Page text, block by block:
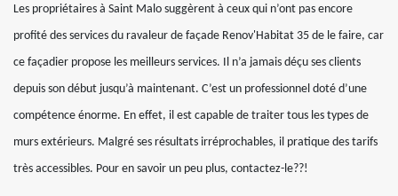
Les propriétaires à Saint Malo suggèrent à ceux qui n’ont pas encore
profité des services du ravaleur de façade Renov'Habitat 35 de le faire, car
ce façadier propose les meilleurs services. Il n’a jamais déçu ses clients
depuis son début jusqu’à maintenant. C’est un professionnel doté d’une
compétence énorme. En effet, il est capable de traiter tous les types de
murs extérieurs. Malgré ses résultats irréprochables, il pratique des tarifs
très accessibles. Pour en savoir un peu plus, contactez-le??!